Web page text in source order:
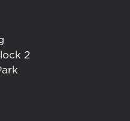
2